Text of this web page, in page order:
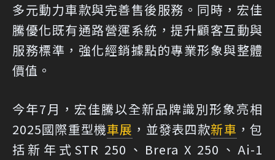
多元動力車款與完善售後服務。同時，宏佳
騰優化既有通路營運系統，提升顧客互動與
服務標準，強化經銷據點的專業形象與整體
價值。
今年7月，宏佳騰以全新品牌識別形象亮相
2025國際重型機車展 ，並發表四款新車 ，包
括新年式STR 250、Brera X 250、Ai-1